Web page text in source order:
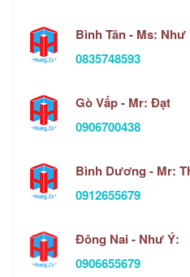
Bình Tân - Ms: Như
0835748593
Gò Vấp - Mr: Đạt
0906700438
Bình Dương - Mr:
0912655679
Đông Nai - Như Ý:
0906655679